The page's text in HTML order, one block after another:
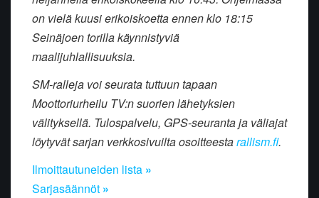
on vielä kuusi erikoiskoetta ennen klo 18:15
Seinäjoen torilla käynnistyviä
maalijuhlallisuuksia.
SM-ralleja voi seurata tuttuun tapaan
Moottoriurheilu TV:n suorien lähetyksien
välityksellä. Tulospalvelu, GPS-seuranta ja väliajat
löytyvät sarjan verkkosivuilta osoitteestarallism.fi.
Ilmoittautuneiden lista »
Sarjasäännöt »